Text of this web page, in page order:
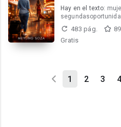
Hay en el texto:
483 pág.
Gratis
1 2 3 4